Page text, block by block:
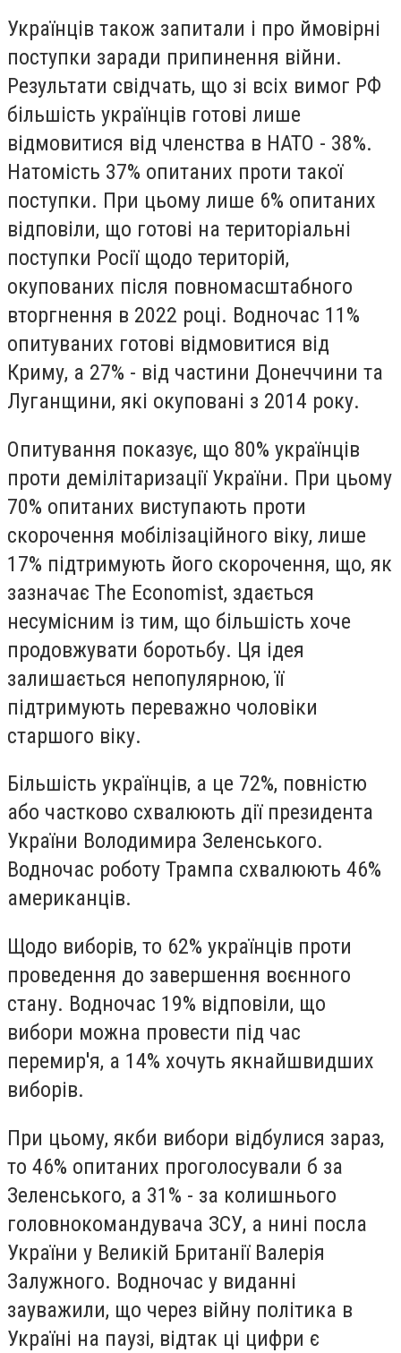
Українців також запитали і про ймовірні
поступки заради припинення війни.
Результати свідчать, що зі всіх вимог РФ
більшість українців готові лише
відмовитися від членства в НАТО - 38%.
Натомість 37% опитаних проти такої
поступки. При цьому лише 6% опитаних
відповіли, що готові на територіальні
поступки Росії щодо територій,
окупованих після повномасштабного
вторгнення в 2022 році. Водночас 11%
опитуваних готові відмовитися від
Криму, а 27% - від частини Донеччини та
Луганщини, які окуповані з 2014 року.
Опитування показує, що 80% українців
проти демілітаризації України. При цьому
70% опитаних виступають проти
скорочення мобілізаційного віку, лише
17% підтримують його скорочення, що, як
зазначає The Economist, здається
несумісним із тим, що більшість хоче
продовжувати боротьбу. Ця ідея
залишається непопулярною, її
підтримують переважно чоловіки
старшого віку.
Більшість українців, а це 72%, повністю
або частково схвалюють дії президента
України Володимира Зеленського.
Водночас роботу Трампа схвалюють 46%
американців.
Щодо виборів, то 62% українців проти
проведення до завершення воєнного
стану. Водночас 19% відповіли, що
вибори можна провести під час
перемир'я, а 14% хочуть якнайшвидших
виборів.
При цьому, якби вибори відбулися зараз,
то 46% опитаних проголосували б за
Зеленського, а 31% - за колишнього
головнокомандувача ЗСУ, а нині посла
України у Великій Британії Валерія
Залужного. Водночас у виданні
зауважили, що через війну політика в
Україні на паузі, відтак ці цифри є